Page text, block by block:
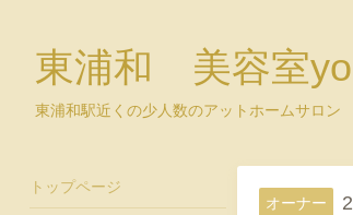
東浦和 美容室
東浦和駅近くの少人数のアットホームサロ
オーナー
トップページ